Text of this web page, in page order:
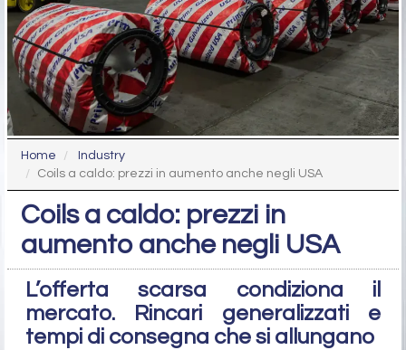
Home
Industry
Coils a caldo: prezzi in aumento anche negli USA
Coils a caldo: prezzi in
aumento anche negli USA
L’offerta scarsa condiziona il
mercato. Rincari generalizzati e
tempi di consegna che si allungano